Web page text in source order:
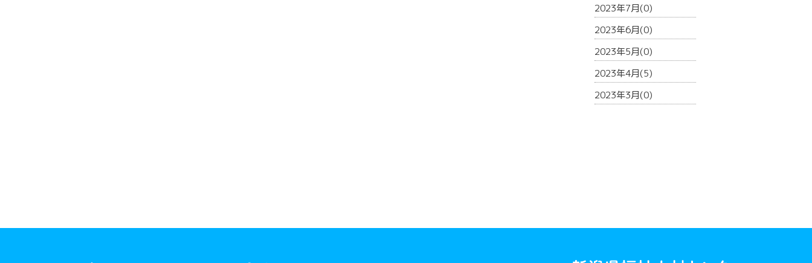
2023年7月(0)
2023年6月(0)
2023年5月(0)
2023年4月(5)
2023年3月(0)